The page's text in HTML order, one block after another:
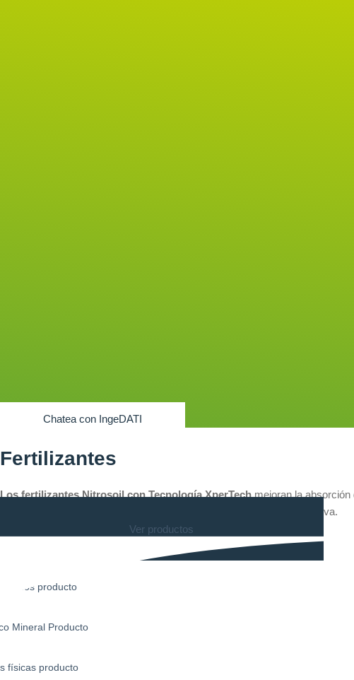
Chatea con IngeDATI
Fertilizantes
Los fertilizantes Nitrosoil con Tecnología XperTechmejoran la absorción
solución integral para una nutrición más eficiente, sostenible y productiva.
Ver productos